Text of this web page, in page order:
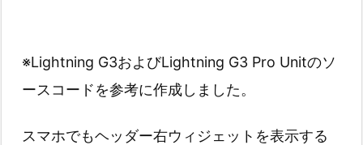
※Lightning G3およびLightning G3 Pro Unitのソ
ースコードを参考に作成しました。
スマホでもヘッダー右ウィジェットを表示する